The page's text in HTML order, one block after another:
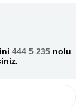
444 5 235 nolu